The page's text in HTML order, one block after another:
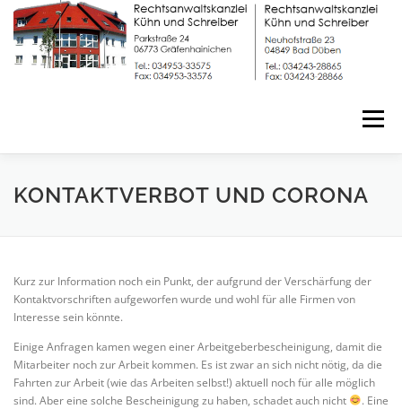
Zum
Inhalt
springen
Menü
START FACHGEBIETE DIENSTLEISTUNGEN
DATENSCHUTZERKLÄRUNG
KONTAKTVERBOT UND CORONA
Kurz zur Information noch ein Punkt, der aufgrund der Verschärfung der
Kontaktvorschriften aufgeworfen wurde und wohl für alle Firmen von
Interesse sein könnte.
Einige Anfragen kamen wegen einer Arbeitgeberbescheinigung, damit die
Mitarbeiter noch zur Arbeit kommen. Es ist zwar an sich nicht nötig, da die
Fahrten zur Arbeit (wie das Arbeiten selbst!) aktuell noch für alle möglich
sind. Aber eine solche Bescheinigung zu haben, schadet auch nicht
. Eine